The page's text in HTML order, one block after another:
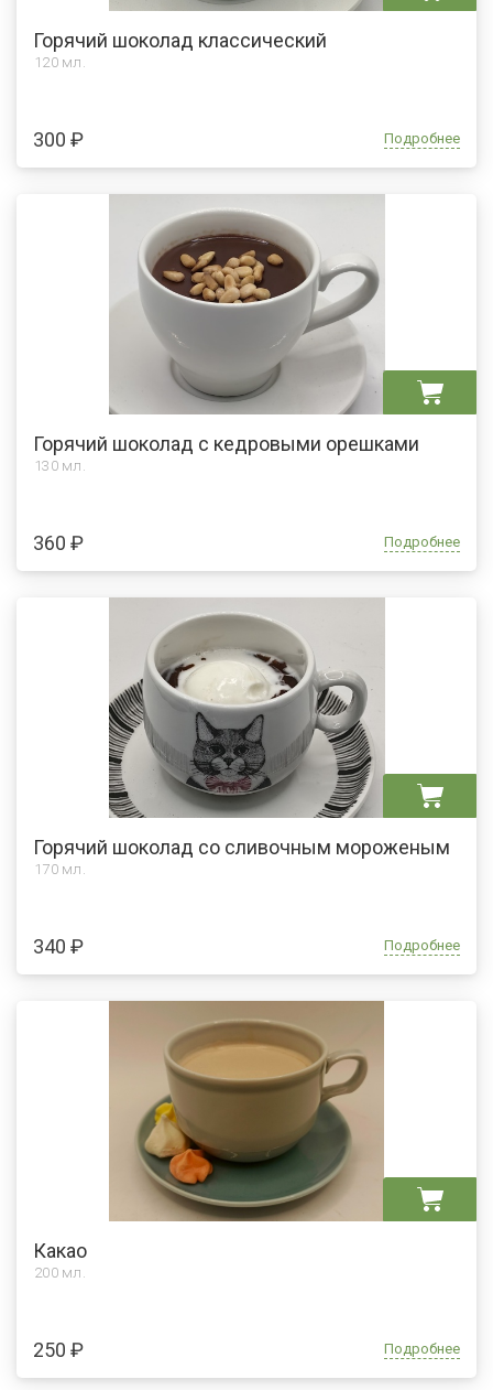
Горячий шоколад классический
120 мл.
300 ₽ Подробнее
Горячий шоколад с кедровыми орешками
130 мл.
360 ₽ Подробнее
Горячий шоколад со сливочным мороженым
170 мл.
340 ₽ Подробнее
Какао
200 мл.
250 ₽ Подробнее